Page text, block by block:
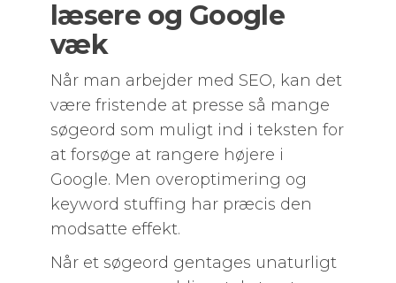
læsere og Google
væk
Når man arbejder med SEO, kan det
være fristende at presse så mange
søgeord som muligt ind i teksten for
at forsøge at rangere højere i
Google. Men overoptimering og
keyword stuffing har præcis den
modsatte effekt.
Når et søgeord gentages unaturligt